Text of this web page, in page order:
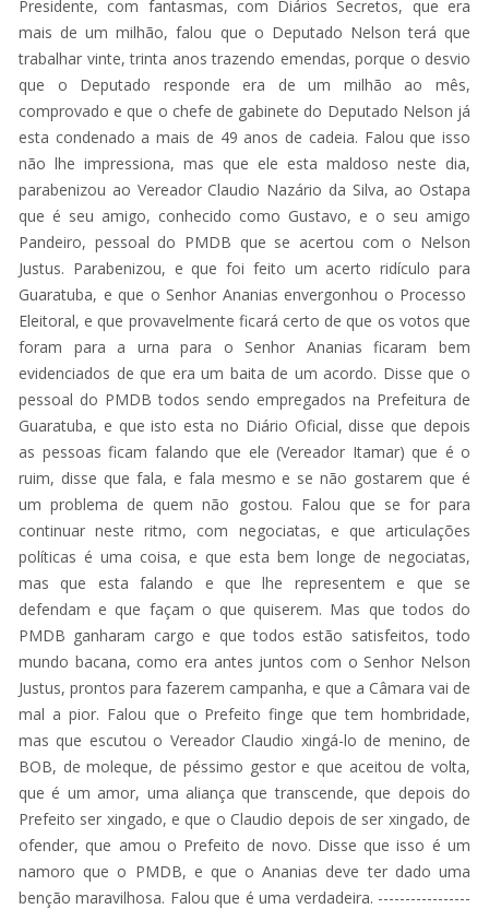
Presidente, com fantasmas, com Diários Secretos, que era
mais de um milhão, falou que o Deputado Nelson terá que
trabalhar vinte, trinta anos trazendo emendas, porque o desvio
que o Deputado responde era de um milhão ao mês,
comprovado e que o chefe de gabinete do Deputado Nelson já
esta condenado a mais de 49 anos de cadeia. Falou que isso
não lhe impressiona, mas que ele esta maldoso neste dia,
parabenizou ao Vereador Claudio Nazário da Silva, ao Ostapa
que é seu amigo, conhecido como Gustavo, e o seu amigo
Pandeiro, pessoal do PMDB que se acertou com o Nelson
Justus. Parabenizou, e que foi feito um acerto ridículo para
Guaratuba, e que o Senhor Ananias envergonhou o Processo
Eleitoral, e que provavelmente ficará certo de que os votos que
foram para a urna para o Senhor Ananias ficaram bem
evidenciados de que era um baita de um acordo. Disse que o
pessoal do PMDB todos sendo empregados na Prefeitura de
Guaratuba, e que isto esta no Diário Oficial, disse que depois
as pessoas ficam falando que ele (Vereador Itamar) que é o
ruim, disse que fala, e fala mesmo e se não gostarem que é
um problema de quem não gostou. Falou que se for para
continuar neste ritmo, com negociatas, e que articulações
políticas é uma coisa, e que esta bem longe de negociatas,
mas que esta falando e que lhe representem e que se
defendam e que façam o que quiserem. Mas que todos do
PMDB ganharam cargo e que todos estão satisfeitos, todo
mundo bacana, como era antes juntos com o Senhor Nelson
Justus, prontos para fazerem campanha, e que a Câmara vai de
mal a pior. Falou que o Prefeito finge que tem hombridade,
mas que escutou o Vereador Claudio xingá-lo de menino, de
BOB, de moleque, de péssimo gestor e que aceitou de volta,
que é um amor, uma aliança que transcende, que depois do
Prefeito ser xingado, e que o Claudio depois de ser xingado, de
ofender, que amou o Prefeito de novo. Disse que isso é um
namoro que o PMDB, e que o Ananias deve ter dado uma
benção maravilhosa. Falou que é uma verdadeira. -----------------